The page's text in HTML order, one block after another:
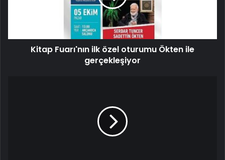
Kitap Fuarı'nın ilk özel oturumu Ökten ile
gerçekleşiyor